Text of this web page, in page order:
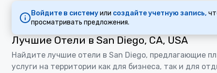
Войдите в системуили создайте учетную запись,
просматривать предложения.
Лучшие Отели в San Diego, CA, USA
Найдите лучшие отели в San Diego, предлагающие
услуги на территории как для бизнеса, так и для